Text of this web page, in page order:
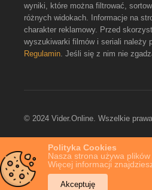
Polityka Cookies
Nasza strona używa
Więcej informacji
Akceptuję
wyniki, które można filtrować,
różnych widokach. Informacje na
charakter reklamowy. Przed
wyszukiwarki filmów i seriali należy
Regulamin. Jeśli się z nim nie
© 2024 Vider.Online. Wszelkie